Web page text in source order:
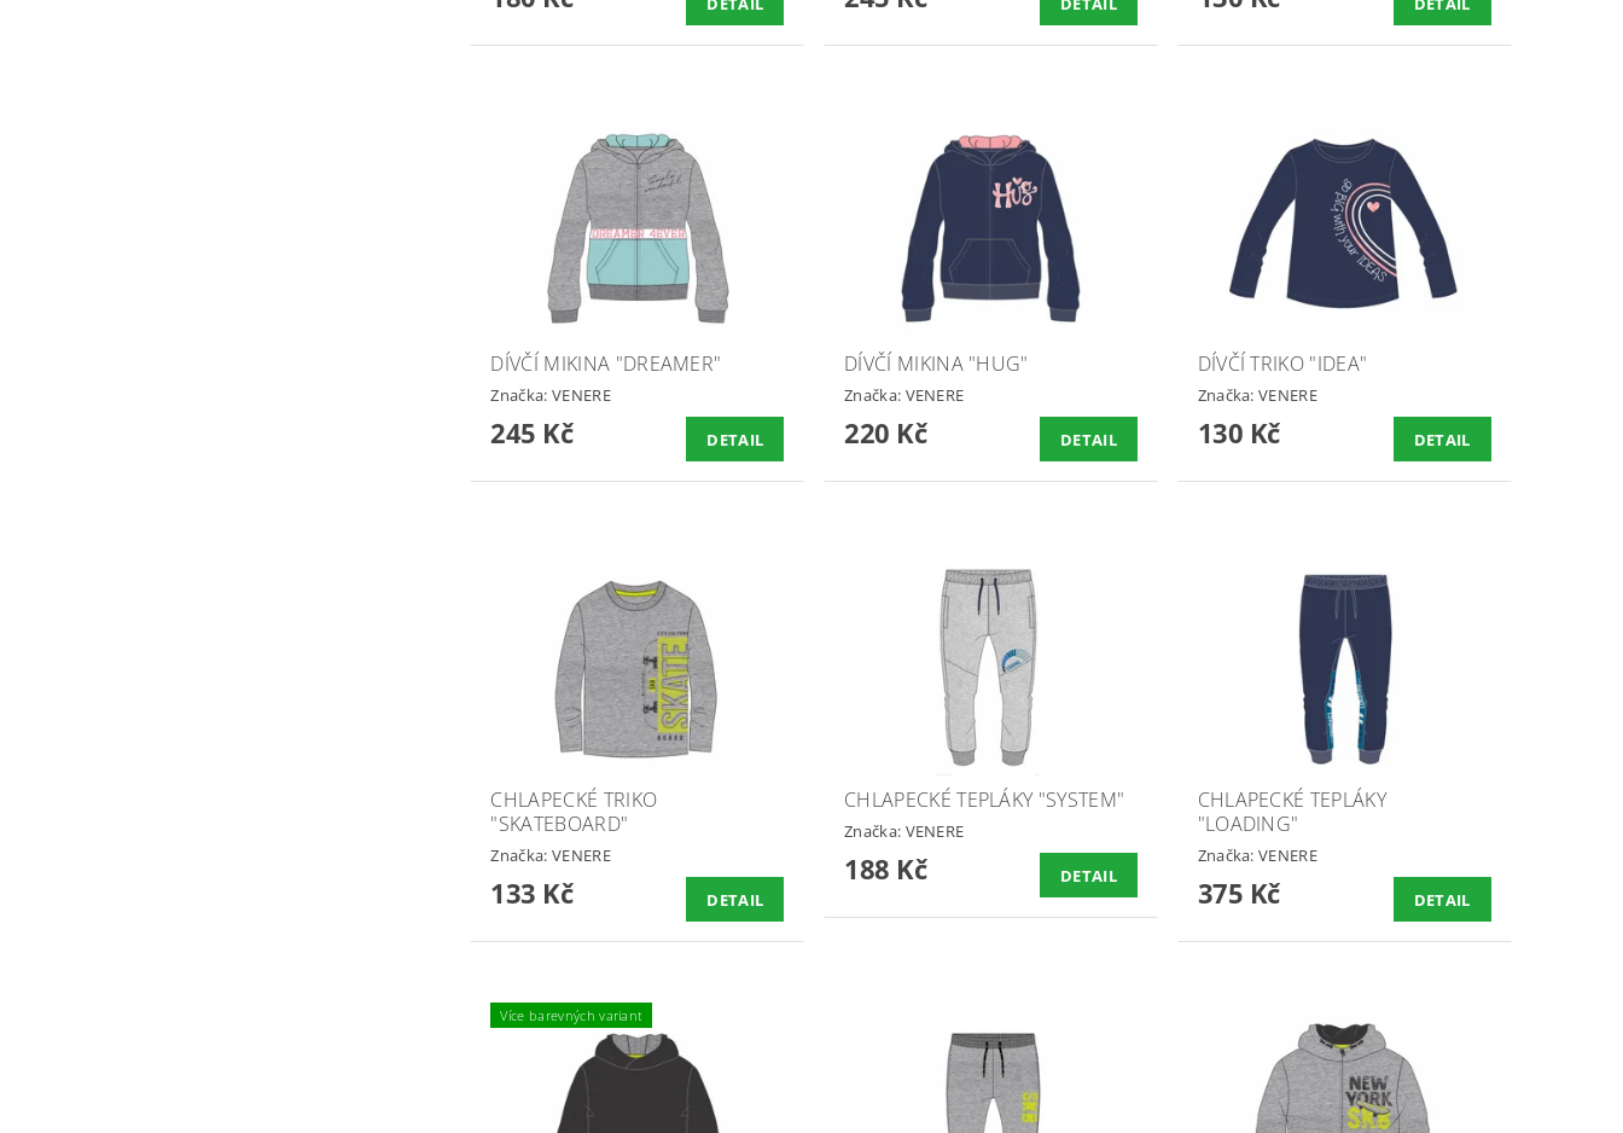
DÍVČÍ MIKINA "DREAMER"
Značka: VENERE
245 Kč DETAIL
DÍVČÍ MIKINA "HUG"
Značka: VENERE
220 Kč DETAIL
DÍVČÍ TRIKO "IDEA"
Značka:VENERE
130 Kč DETAIL
CHLAPECKÉ TRIKO
"SKATEBOARD"
Značka: VENERE
133 Kč DETAIL
CHLAPECKÉ TEPLÁKY "SYSTEM"
Značka: VENERE
188 Kč DETAIL
CHLAPECKÉ TEPLÁKY
"LOADING"
Značka:VENERE
375 Kč DETAIL
Více barevných variant